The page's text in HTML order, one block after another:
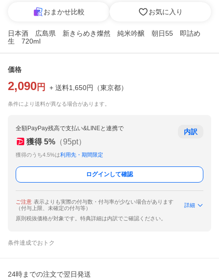
おまかせ比較 お気に入り
日本酒 広島県 新きらめき燦然 純米吟醸 朝日55 即詰め
生 720ml
価格
2,090 円 + 送料1,650円 （東京都）
条件により送料が異なる場合があります。
全額PayPay残高で支払い&LINEと連携で
獲得 5% （95pt）
獲得のうち4.5%は利用先・期間限定
内訳
ログインして確認
ご注意 表示よりも実際の付与数・付与率が少ない場合があります
（付与上限、未確定の付与等）
詳細
原則税抜価格が対象です。特典詳細は内訳でご確認ください。
条件達成でおトク
24時までの注文で翌日発送